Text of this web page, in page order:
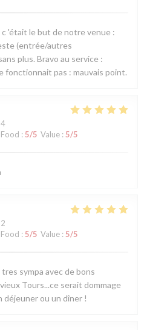
'était le but de notre venue :
(entrée/autres
plus. Bravo au service :
fonctionnait pas : mauvais point.
Food : 5/5 Value : 5/5
Food : 5/5 Value : 5/5
sympa avec de bons
Tours...ce serait dommage
déjeuner ou un dîner !